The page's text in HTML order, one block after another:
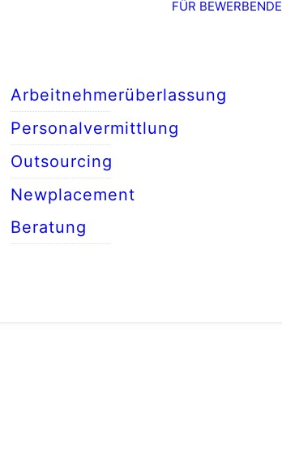
Arbeitnehmerüberlassung
Personalvermittlung
Outsourcing
Newplacement
Beratung
FÜR BEWERBENDE